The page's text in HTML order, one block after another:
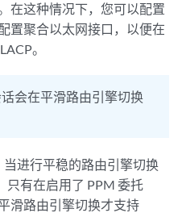
在这种情况下，您可以配置
置聚合以太网接口，以便在
。
话会在平滑路由引擎切换
当进行平稳的路由引擎切换
只有在启用了 PPM 委托
滑路由引擎切换才支持